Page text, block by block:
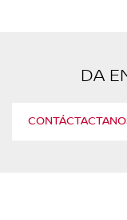
DA